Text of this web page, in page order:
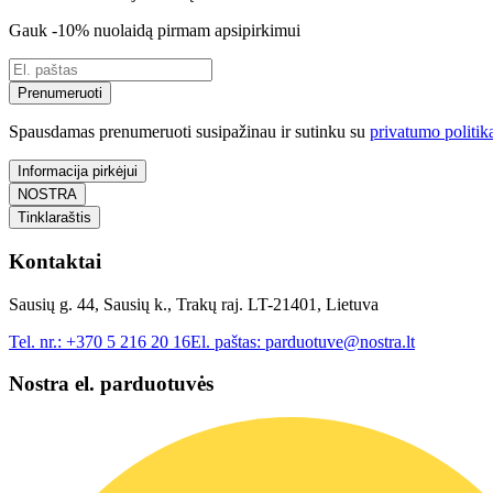
Gauk -10% nuolaidą pirmam apsipirkimui
Prenumeruoti
Spausdamas prenumeruoti susipažinau ir sutinku su privatumo
Informacija pirkėjui
NOSTRA
Tinklaraštis
Kontaktai
Sausių g. 44, Sausių k., Trakų raj. LT-21401, Lietuva
Tel. nr.: +370 5 216 20 16El. paštas: parduotuve@nostra.lt
Nostra el. parduotuvės